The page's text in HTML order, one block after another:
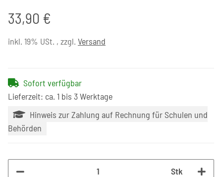
33,90 €
inkl. 19% USt. , zzgl. Versand
Sofort verfügbar
Lieferzeit: ca. 1 bis 3 Werktage
Hinweis zur Zahlung auf Rechnung für Schulen und
Behörden
Stk